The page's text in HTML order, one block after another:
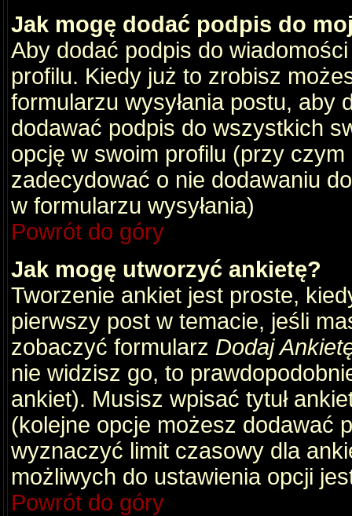
Jak mogę dodać podpis do
Aby dodać podpis do
profilu. Kiedy już to zrobisz
formularzu wysyłania postu,
dodawać podpis do wszystkich
opcję w swoim profilu (przy
zadecydować o nie dodawaniu
w formularzu wysyłania)
Powrót do góry
Jak mogę utworzyć ankietę?
Tworzenie ankiet jest proste,
pierwszy post w temacie, jeśli
zobaczyć formularz Dodaj
nie widzisz go, to
ankiet). Musisz wpisać tytuł
(kolejne opcje możesz dodawać
wyznaczyć limit czasowy dla
możliwych do ustawienia opcji
Powrót do góry